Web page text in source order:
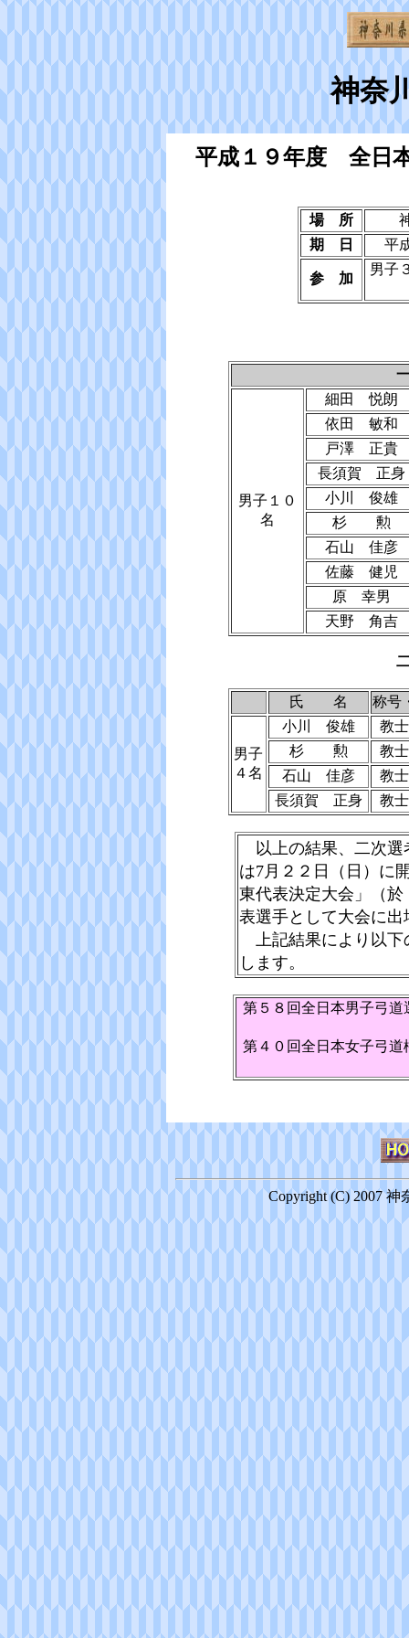
神奈
平成１９年度 全日
場 所
期 日
平
参 加
男子
男子１０
名
細田 悦朗
依田 敏和
戸澤 正貴
長須賀 正身
小川 俊雄
杉 勲
石山 佳彦
佐藤 健児
原 幸男
天野 角吉
氏 名 称号
男子
４名
小川 俊雄
教
杉 勲
教
石山 佳彦
教
長須賀 正身
教
以上の結果、二次選
は7月２２日（日）に
東代表決定大会」（
表選手として大会に出
上記結果により以下
します。
第５８回全日本男子弓
第４０回全日本女子弓
Copyright (C) 2007 神